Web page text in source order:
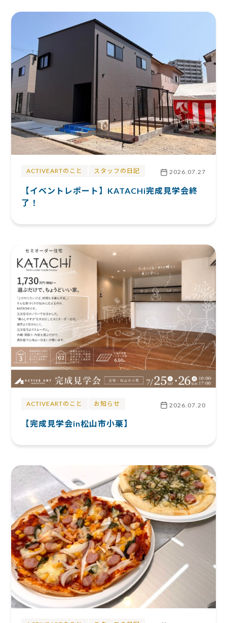
ACTIVEARTのこと スタッフの日記 2026.07.27
【イベントレポート】KATACHi完成見学会終
了！
ACTIVEARTのこと お知らせ 2026.07.20
【完成見学会in松山市小栗】